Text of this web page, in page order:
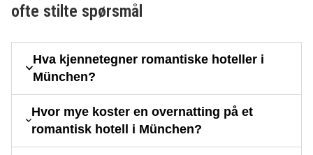
ofte stilte spørsmål
Hva kjennetegner romantiske hoteller i
München?
Hvor mye koster en overnatting på et
romantisk hotell i München?